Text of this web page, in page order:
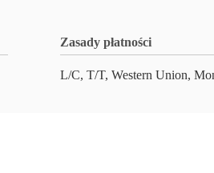
Zasady płatności
L/C, T/T, Western Union,